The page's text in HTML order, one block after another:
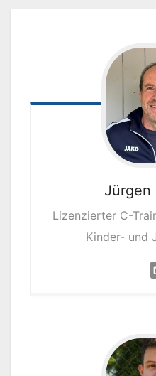
Jürgen
Lizenzierter C-
Kinder- und